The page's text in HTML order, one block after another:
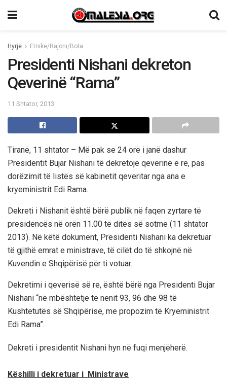
Hyrje Etnike/Rajoni/Bota
Presidenti Nishani dekreton
Qeverinë “Rama”
11 Shtator, 2013
Tiranë, 11 shtator – Më pak se 24 orë i janë dashur
Presidentit Bujar Nishani të dekretojë qeverinë e re, pas
dorëzimit të listës së kabinetit qeveritar nga ana e
kryeministrit Edi Rama.
Dekreti i Nishanit është bërë publik në faqen zyrtare të
presidencës në orën 11.00 të ditës së sotme (11 shtator
2013). Në këtë dokument, Presidenti Nishani ka dekretuar
të gjithë emrat e ministrave, të cilët do të shkojnë në
Kuvendin e Shqipërisë për ti votuar.
Dekretimi i qeverisë së re, është bërë nga Presidenti Bujar
Nishani “në mbështetje të nenit 93, 96 dhe 98 të
Kushtetutës së Shqipërisë, me propozim të Kryeministrit
Edi Rama”.
Dekreti i presidentit Nishani hyn në fuqi menjëherë.
Këshilli i dekretuar i Ministrave